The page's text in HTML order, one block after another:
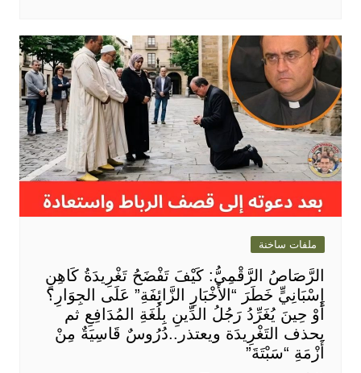
ملفات ساخنة
الرَّصَاصُ الرَّقْمِيُّ: كَيْفَ تَفْضَحُ تَغْرِيدَةُ كَاهِنٍ
إِسْبَانِيٍّ خَطَرَ “الأَخْبَارِ الزَّائِفَةِ” عَلَى الجِوَارِ؟
أَوْ حِينَ يُغَرِّدُ رَجُلُ الدِّينِ بِلُغَةِ المُدَافِعِ ثم
يحذف التَغْرِيدَة ويعتذر..دُرُوسٌ قَاسِيَةٌ مِنْ
أَزْمَةِ “سَبْتَةَ”